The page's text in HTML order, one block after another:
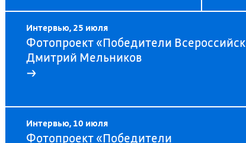
Интервью, 25 июля
Фотопроект «Победители
Дмитрий Мельников
→
Интервью, 10 июля
Фотопроект «Победители